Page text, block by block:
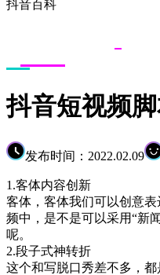
抖音百科
抖音短视频
发布时间：2022.02.09
1.客体内容创新
客体，客体我们可以创意
频中，是不是可以采用“新
呢。
2.段子式神转折
这个和写脱口秀差不多，